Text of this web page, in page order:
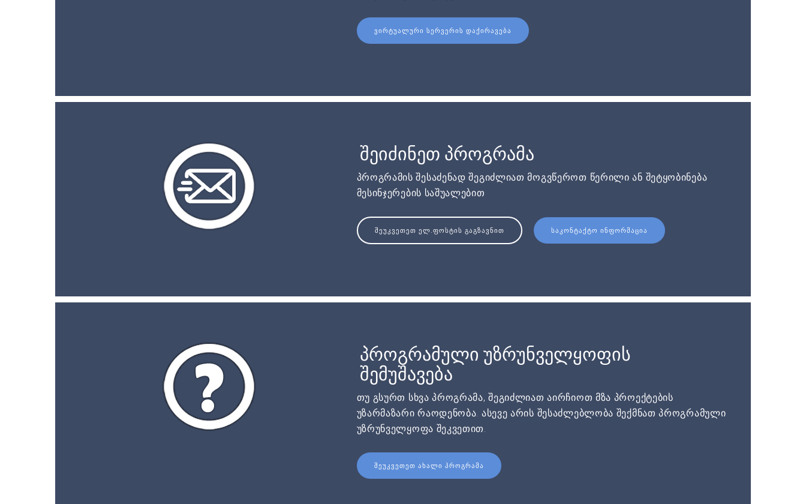
ᲕᲘᲠᲢᲣᲐᲚᲣᲠᲘ ᲡᲔᲠᲕᲔᲠᲘᲡ ᲓᲐᲥᲘᲠᲐᲕᲔᲑᲐ
შეიძინეთ პროგრამა
პროგრამის შესაძენად შეგიძლიათ მოგვწეროთ წერილი ან შეტყობინება
მესინჯერების საშუალებით
ᲨᲔᲣᲙᲕᲔᲗᲔᲗ ᲔᲚ.ᲤᲝᲡᲢᲘᲡ ᲒᲐᲒᲖᲐᲕᲜᲘᲗ ᲡᲐᲙᲝᲜᲢᲐᲥᲢᲝ ᲘᲜᲤᲝᲠᲛᲐᲪᲘᲐ
პროგრამული უზრუნველყოფის
შემუშავება
თუ გსურთ სხვა პროგრამა, შეგიძლიათ აირჩიოთ მზა პროექტების
უზარმაზარი რაოდენობა. ასევე არის შესაძლებლობა შექმნათ პროგრამული
უზრუნველყოფა შეკვეთით.
ᲨᲔᲣᲙᲕᲔᲗᲔᲗ ᲐᲮᲐᲚᲘ ᲞᲠᲝᲒᲠᲐᲛᲐ